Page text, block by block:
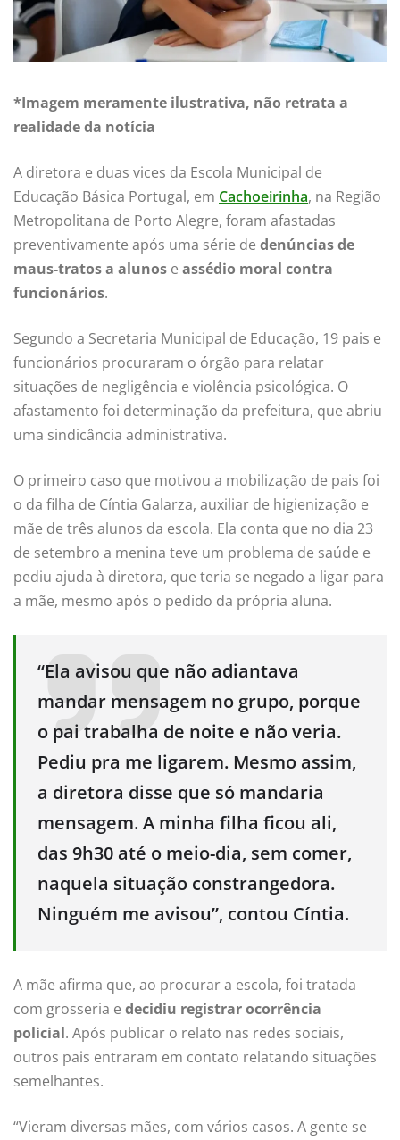
*Imagem meramente ilustrativa, não retrata a
realidade da notícia
A diretora e duas vices da Escola Municipal de
Educação Básica Portugal, em Cachoeirinha, na Região
Metropolitana de Porto Alegre, foram afastadas
preventivamente após uma série de denúncias de
maus-tratos a alunos e assédio moral contra
funcionários.
Segundo a Secretaria Municipal de Educação, 19 pais e
funcionários procuraram o órgão para relatar
situações de negligência e violência psicológica. O
afastamento foi determinação da prefeitura, que abriu
uma sindicância administrativa.
O primeiro caso que motivou a mobilização de pais foi
o da filha de Cíntia Galarza, auxiliar de higienização e
mãe de três alunos da escola. Ela conta que no dia 23
de setembro a menina teve um problema de saúde e
pediu ajuda à diretora, que teria se negado a ligar para
a mãe, mesmo após o pedido da própria aluna.
“Ela avisou que não adiantava
mandar mensagem no grupo, porque
o pai trabalha de noite e não veria.
Pediu pra me ligarem. Mesmo assim,
a diretora disse que só mandaria
mensagem. A minha filha ficou ali,
das 9h30 até o meio-dia, sem comer,
naquela situação constrangedora.
Ninguém me avisou”, contou Cíntia.
A mãe afirma que, ao procurar a escola, foi tratada
com grosseria e decidiu registrar ocorrência
policial. Após publicar o relato nas redes sociais,
outros pais entraram em contato relatando situações
semelhantes.
“Vieram diversas mães, com vários casos. A gente se